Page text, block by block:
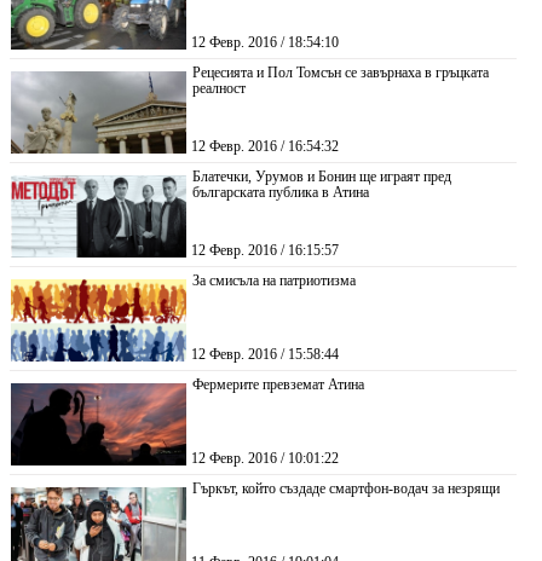
12 Февр. 2016 / 18:54:10
Рецесията и Пол Томсън се завърнаха в гръцката
реалност
12 Февр. 2016 / 16:54:32
Блатечки, Урумов и Бонин ще играят пред
българската публика в Атина
12 Февр. 2016 / 16:15:57
За смисъла на патриотизма
12 Февр. 2016 / 15:58:44
Фермерите превземат Атина
12 Февр. 2016 / 10:01:22
Гъркът, който създаде смартфон-водач за незрящи